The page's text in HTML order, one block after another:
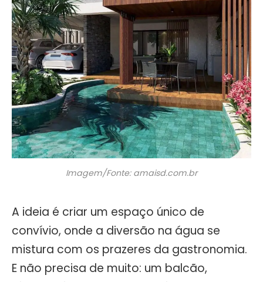
Imagem/Fonte: amaisd.com.br
A ideia é criar um espaço único de
convívio, onde a diversão na água se
mistura com os prazeres da gastronomia.
E não precisa de muito: um balcão,